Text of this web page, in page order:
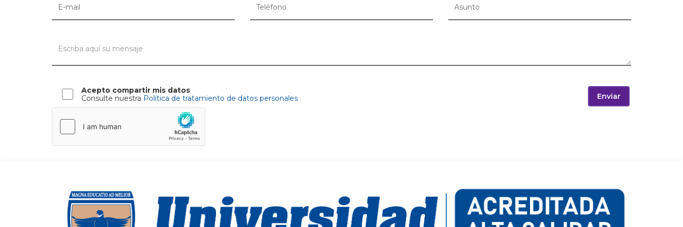
Acepto compartir mis datos
Consulte nuestra Política de tratamiento de datos personales Enviar